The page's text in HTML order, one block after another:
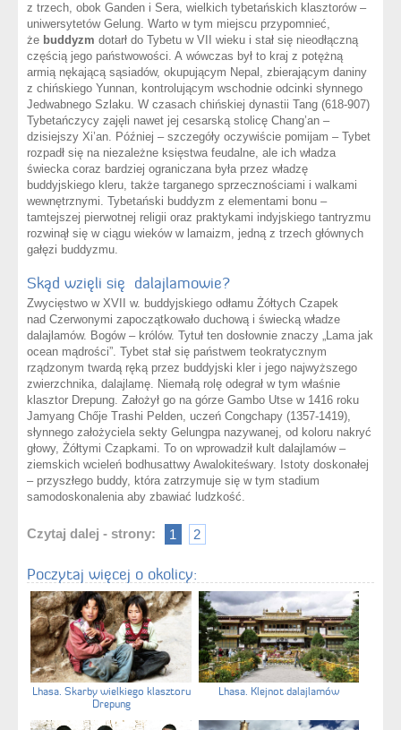
z trzech, obok Ganden i Sera, wielkich tybetańskich klasztorów –
uniwersytetów Gelung. Warto w tym miejscu przypomnieć,
że buddyzm dotarł do Tybetu w VII wieku i stał się nieodłączną
częścią jego państwowości. A wówczas był to kraj z potężną
armią nękającą sąsiadów, okupującym Nepal, zbierającym daniny
z chińskiego Yunnan, kontrolującym wschodnie odcinki słynnego
Jedwabnego Szlaku. W czasach chińskiej dynastii Tang (618-907)
Tybetańczycy zajęli nawet jej cesarską stolicę Chang’an –
dzisiejszy Xi’an. Później – szczegóły oczywiście pomijam – Tybet
rozpadł się na niezależne księstwa feudalne, ale ich władza
świecka coraz bardziej ograniczana była przez władzę
buddyjskiego kleru, także targanego sprzecznościami i walkami
wewnętrznymi. Tybetański buddyzm z elementami bonu –
tamtejszej pierwotnej religii oraz praktykami indyjskiego tantryzmu
rozwinął się w ciągu wieków w lamaizm, jedną z trzech głównych
gałęzi buddyzmu.
Skąd wzięli się dalajlamowie?
Zwycięstwo w XVII w. buddyjskiego odłamu Żółtych Czapek
nad Czerwonymi zapoczątkowało duchową i świecką władze
dalajlamów. Bogów – królów. Tytuł ten dosłownie znaczy „Lama jak
ocean mądrości”. Tybet stał się państwem teokratycznym
rządzonym twardą ręką przez buddyjski kler i jego najwyższego
zwierzchnika, dalajlamę. Niemałą rolę odegrał w tym właśnie
klasztor Drepung. Założył go na górze Gambo Utse w 1416 roku
Jamyang Chője Trashi Pelden, uczeń Congchapy (1357-1419),
słynnego założyciela sekty Gelungpa nazywanej, od koloru nakryć
głowy, Żółtymi Czapkami. To on wprowadził kult dalajlamów –
ziemskich wcieleń bodhusattwy Awalokiteśwary. Istoty doskonałej
– przyszłego buddy, która zatrzymuje się w tym stadium
samodoskonalenia aby zbawiać ludzkość.
Czytaj dalej - strony: 1 2
Poczytaj więcej o okolicy:
Lhasa. Skarby wielkiego klasztoru
Drepung
Lhasa. Klejnot dalajlamów